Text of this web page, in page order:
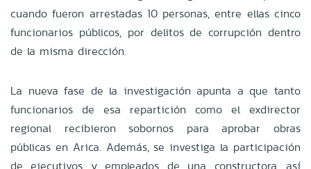
cuando fueron arrestadas 10 personas, entre ellas cinco
funcionarios públicos, por delitos de corrupción dentro
de la misma dirección.
La nueva fase de la investigación apunta a que tanto
funcionarios de esa repartición como el exdirector
regional recibieron sobornos para aprobar obras
públicas en Arica. Además, se investiga la participación
de ejecutivos y empleados de una constructora, así